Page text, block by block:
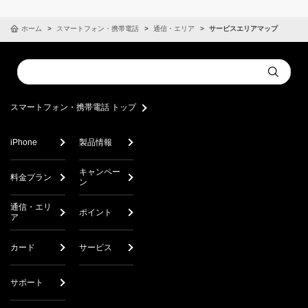
ホーム スマートフォン・携帯電話 通信・エリア サービスエリアマップ
Conduct
a
Submit
スマートフォン・携帯電話 トップ
iPhone 製品情報
料金プラン
キャンペー
ン
通信・エリ
ア
ポイント
カード サービス
サポート